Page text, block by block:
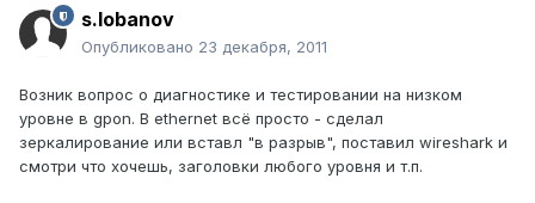
s.lobanov
Опубликовано 23 декабря, 2011
Возник вопрос о диагностике и тестировании на низком
уровне в gpon. В ethernet всё просто - сделал
зеркалирование или вставл "в разрыв", поставил wireshark и
смотри что хочешь, заголовки любого уровня и т.п.